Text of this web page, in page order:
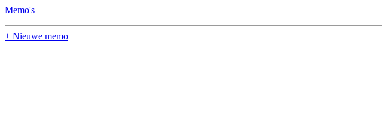
Memo's
+ Nieuwe memo